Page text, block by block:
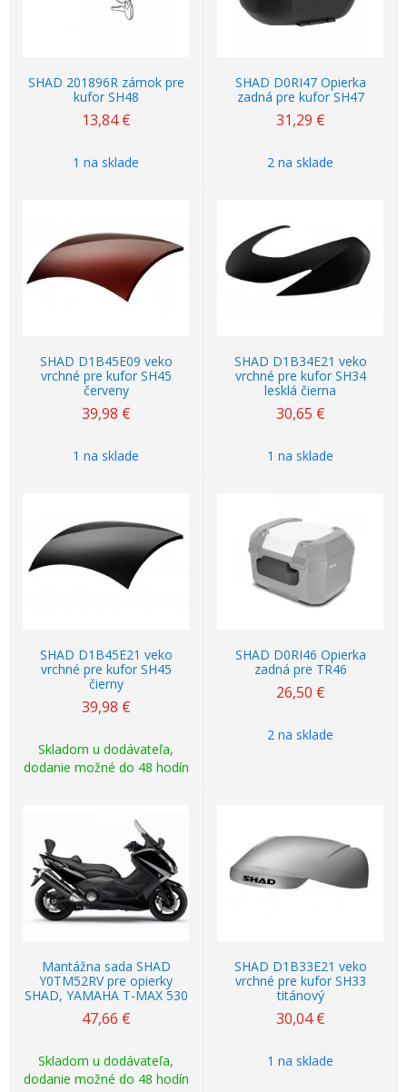
SHAD 201896R zámok pre
kufor SH48
13,84 €
1 na sklade
SHAD D0RI47 Opierka
zadná pre kufor SH47
31,29 €
2 na sklade
SHAD D1B45E09 veko
vrchné pre kufor SH45
červeny
39,98 €
1 na sklade
SHAD D1B34E21 veko
vrchné pre kufor SH34
lesklá čierna
30,65 €
1 na sklade
SHAD D1B45E21 veko
vrchné pre kufor SH45
čierny
39,98 €
Skladom u dodávateľa,
dodanie možné do 48 hodín
SHAD D0RI46 Opierka
zadná pre TR46
26,50 €
2 na sklade
Mantážna sada SHAD
Y0TM52RV pre opierky
SHAD, YAMAHA T-MAX 530
47,66 €
Skladom u dodávateľa,
dodanie možné do 48 hodín
SHAD D1B33E21 veko
vrchné pre kufor SH33
titánový
30,04 €
1 na sklade